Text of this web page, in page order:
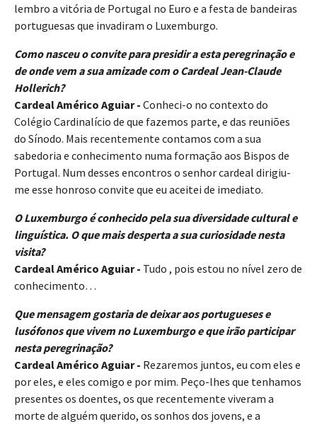
lembro a vitória de Portugal no Euro e a festa de bandeiras
portuguesas que invadiram o Luxemburgo.
Como nasceu o convite para presidir a esta peregrinação e
de onde vem a sua amizade com o Cardeal Jean-Claude
Hollerich?
Cardeal Américo Aguiar - Conheci-o no contexto do
Colégio Cardinalício de que fazemos parte, e das reuniões
do Sínodo. Mais recentemente contamos com a sua
sabedoria e conhecimento numa formação aos Bispos de
Portugal. Num desses encontros o senhor cardeal dirigiu-
me esse honroso convite que eu aceitei de imediato.
O Luxemburgo é conhecido pela sua diversidade cultural e
linguística. O que mais desperta a sua curiosidade nesta
visita?
Cardeal Américo Aguiar - Tudo , pois estou no nível zero de
conhecimento…
Que mensagem gostaria de deixar aos portugueses e
lusófonos que vivem no Luxemburgo e que irão participar
nesta peregrinação?
​​​​Cardeal Américo Aguiar - Rezaremos juntos, eu com eles e
por eles, e eles comigo e por mim. Peço-lhes que tenhamos
presentes os doentes, os que recentemente viveram a
morte de alguém querido, os sonhos dos jovens, e a